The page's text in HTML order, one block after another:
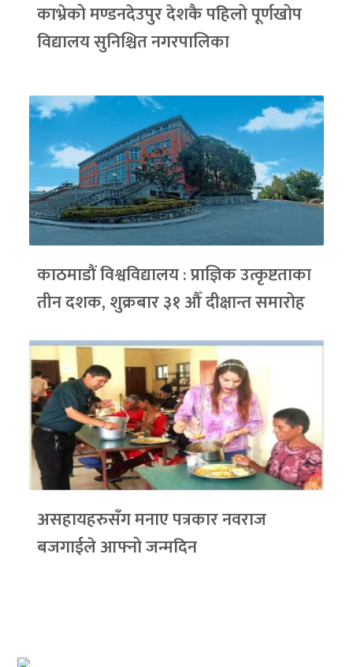
काभ्रेको मण्डनदेउपुर देशकै पहिलो पूर्णखोप
विद्यालय सुनिश्चित नगरपालिका
काठमाडौं विश्वविद्यालय : प्राज्ञिक उत्कृष्टताका
तीन दशक, शुक्रबार ३१ औँ दीक्षान्त समारोह
असहायहरुसँग मनाए पत्रकार नवराज
बजगाईले आफ्नो जन्मदिन